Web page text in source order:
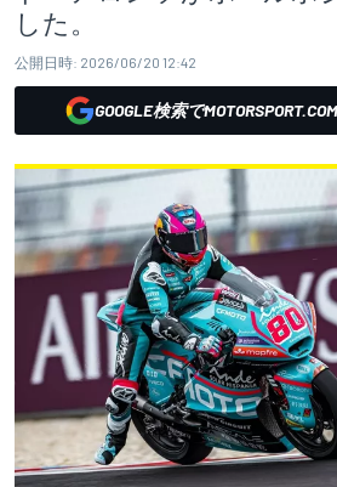
した。
公開日時: 2026/06/20 12:42
GOOGLE検索で